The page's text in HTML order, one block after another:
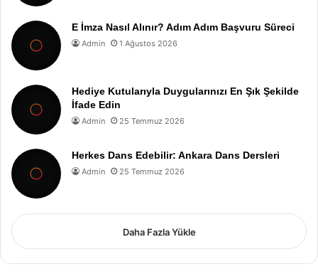
E İmza Nasıl Alınır? Adım Adım Başvuru Süreci
Admin 1 Ağustos 2026
Hediye Kutularıyla Duygularınızı En Şık Şekilde
İfade Edin
Admin 25 Temmuz 2026
Herkes Dans Edebilir: Ankara Dans Dersleri
Admin 25 Temmuz 2026
Daha Fazla Yükle